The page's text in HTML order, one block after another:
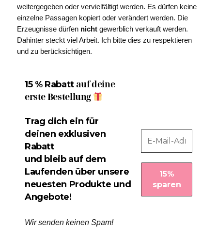
weitergegeben oder vervielfältigt werden. Es dürfen keine
einzelne Passagen kopiert oder verändert werden. Die
Erzeugnisse dürfen nichtgewerblich verkauft werden.
Dahinter steckt viel Arbeit. Ich bitte dies zu respektieren
und zu berücksichtigen.
15 % Rabattauf deine
erste Bestellung
Trag dich ein für
deinen exklusiven
Rabatt
und bleib auf dem
Laufenden über unsere
neuesten Produkte und
Angebote!
Wir senden keinen Spam!